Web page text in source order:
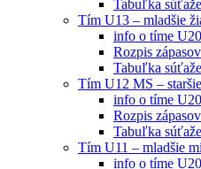
Tabuľka
Tím U13 – mladšie
info o tíme
Rozpis
Tabuľka
Tím U12 MS –
info o tíme
Rozpis
Tabuľka
Tím U11 – mladšie
info o tíme